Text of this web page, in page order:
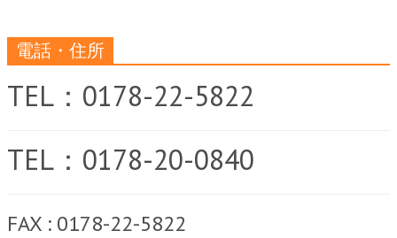
電話・住所
TEL：0178-22-5822
TEL：0178-20-0840
FAX : 0178-22-5822